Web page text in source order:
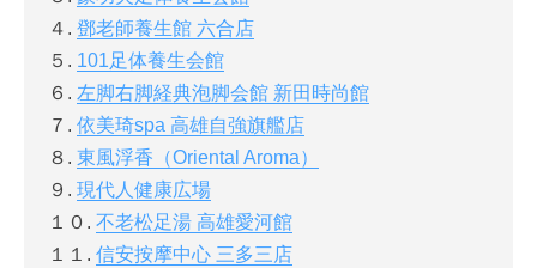
４. 鄧老師養生館 六合店
５. 101足体養生会館
６. 左脚右脚経典泡脚会館 新田時尚館
７. 依美琦spa 高雄自強旗艦店
８. 東風浮香（Oriental Aroma）
９. 現代人健康広場
１０. 不老松足湯 高雄愛河館
１１. 信安按摩中心 三多三店